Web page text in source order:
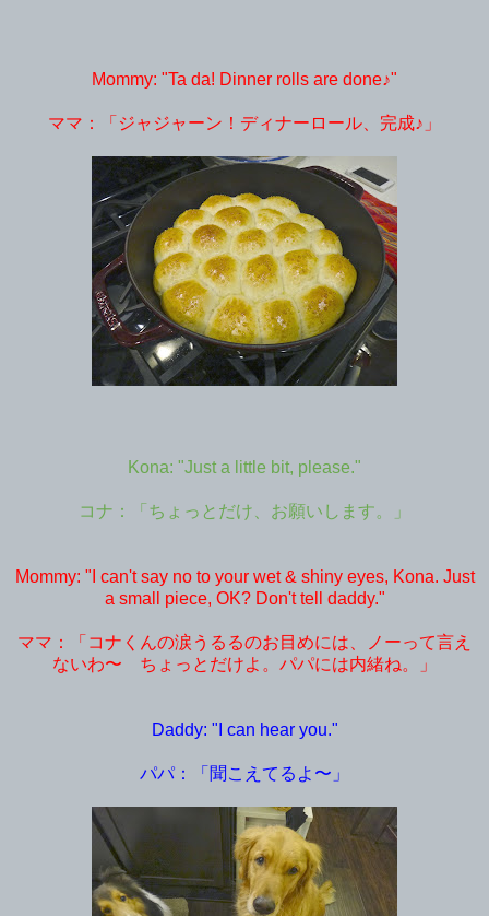
Mommy: "Ta da! Dinner rolls are done♪"
ママ：「ジャジャーン！ディナーロール、完成♪」
Kona: "Just a little bit, please."
コナ：「ちょっとだけ、お願いします。」
Mommy: "I can't say no to your wet & shiny eyes, Kona. Just
a small piece, OK? Don't tell daddy."
ママ：「コナくんの涙うるるのお目めには、ノーって言え
ないわ〜 ちょっとだけよ。パパには内緒ね。」
Daddy: "I can hear you."
パパ：「聞こえてるよ〜」